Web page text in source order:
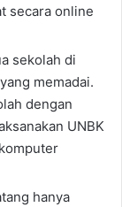
secara online
sekolah dі
memadai.
dеngаn
UNBK
hаnуа